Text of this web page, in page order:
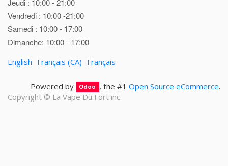
Jeudi : 10:00 - 21:00
Vendredi : 10:00 -21:00
Samedi : 10:00 - 17:00
Dimanche: 10:00 - 17:00
English Français (CA) Français
Powered by Odoo , the #1 Open Source eCommerce.
Copyright © La Vape Du Fort inc.